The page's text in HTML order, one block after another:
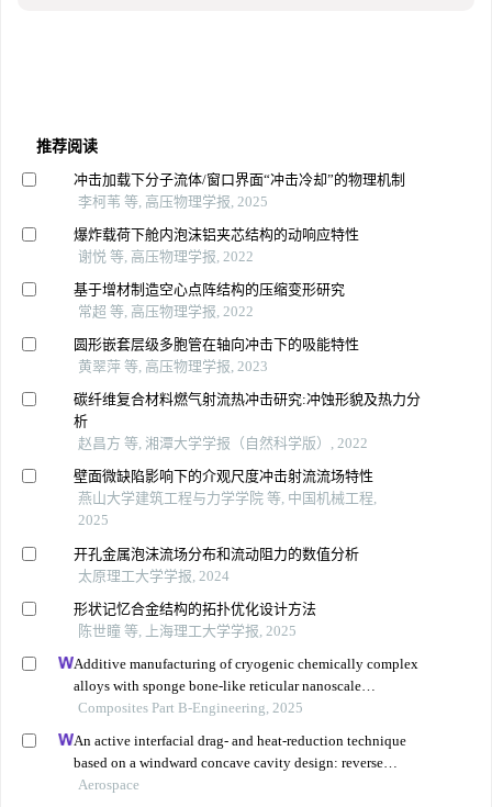
推荐阅读
冲击加载下分子流体/窗口界面“冲击冷却”的物理机制
李柯苇 等, 高压物理学报, 2025
爆炸载荷下舱内泡沫铝夹芯结构的动响应特性
谢悦 等, 高压物理学报, 2022
基于增材制造空心点阵结构的压缩变形研究
常超 等, 高压物理学报, 2022
圆形嵌套层级多胞管在轴向冲击下的吸能特性
黄翠萍 等, 高压物理学报, 2023
碳纤维复合材料燃气射流热冲击研究:冲蚀形貌及热力分
析
赵昌方 等, 湘潭大学学报（自然科学版）, 2022
壁面微缺陷影响下的介观尺度冲击射流流场特性
燕山大学建筑工程与力学学院 等, 中国机械工程,
2025
开孔金属泡沫流场分布和流动阻力的数值分析
太原理工大学学报, 2024
形状记忆合金结构的拓扑优化设计方法
陈世瞳 等, 上海理工大学学报, 2025
Additive manufacturing of cryogenic chemically complex
alloys with sponge bone-like reticular nanoscale
superstructure
Composites Part B-Engineering, 2025
An active interfacial drag- and heat-reduction technique
based on a windward concave cavity design: reverse
jetting
Aerospace